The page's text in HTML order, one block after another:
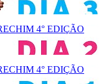
4° EDIÇÃO
4° EDIÇÃO